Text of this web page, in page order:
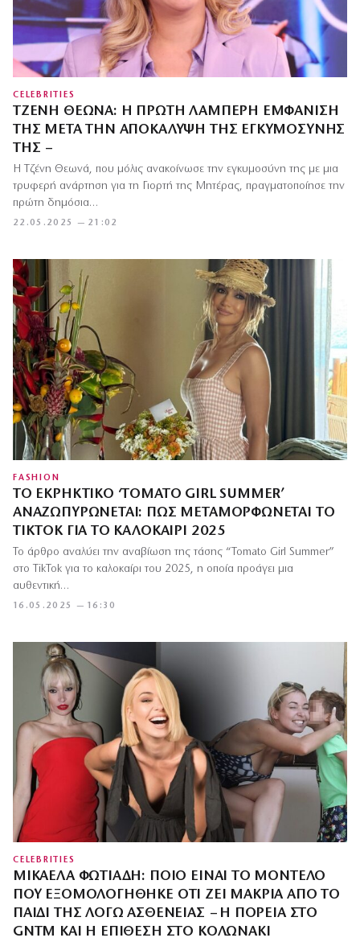
CELEBRITIES
ΤΖΈΝΗ ΘΕΩΝΆ: Η ΠΡΏΤΗ ΛΑΜΠΕΡΉ ΕΜΦΆΝΙΣΉ
ΤΗΣ ΜΕΤΆ ΤΗΝ ΑΠΟΚΆΛΥΨΗ ΤΗΣ ΕΓΚΥΜΟΣΎΝΗΣ
ΤΗΣ –
22.05.2025 — 21:02
Η Τζένη Θεωνά, που μόλις ανακοίνωσε την εγκυμοσύνη της με μια
τρυφερή ανάρτηση για τη Γιορτή της Μητέρας, πραγματοποίησε την
πρώτη δημόσια…
FASHION
ΤΟ ΕΚΡΗΚΤΙΚΌ ‘TOMATO GIRL SUMMER’
ΑΝΑΖΩΠΥΡΏΝΕΤΑΙ: ΠΏΣ ΜΕΤΑΜΟΡΦΏΝΕΤΑΙ ΤΟ
TIKTOK ΓΙΑ ΤΟ ΚΑΛΟΚΑΊΡΙ 2025
16.05.2025 — 16:30
Το άρθρο αναλύει την αναβίωση της τάσης “Tomato Girl Summer”
στο TikTok για το καλοκαίρι του 2025, η οποία προάγει μια
αυθεντική…
CELEBRITIES
ΜΙΚΑΈΛΑ ΦΩΤΙΆΔΗ: ΠΟΙΟ ΕΊΝΑΙ ΤΟ ΜΟΝΤΈΛΟ
ΠΟΥ ΕΞΟΜΟΛΟΓΉΘΗΚΕ ΌΤΙ ΖΕΙ ΜΑΚΡΙΆ ΑΠΌ ΤΟ
ΠΑΙΔΊ ΤΗΣ ΛΌΓΩ ΑΣΘΈΝΕΙΑΣ – Η ΠΟΡΕΊΑ ΣΤΟ
GNTM ΚΑΙ Η ΕΠΊΘΕΣΗ ΣΤΟ ΚΟΛΩΝΆΚΙ